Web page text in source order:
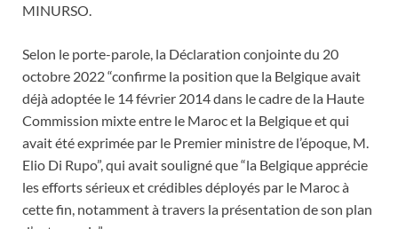
MINURSO.
Selon le porte-parole, la Déclaration conjointe du 20
octobre 2022 “confirme la position que la Belgique avait
déjà adoptée le 14 février 2014 dans le cadre de la Haute
Commission mixte entre le Maroc et la Belgique et qui
avait été exprimée par le Premier ministre de l’époque, M.
Elio Di Rupo”, qui avait souligné que “la Belgique apprécie
les efforts sérieux et crédibles déployés par le Maroc à
cette fin, notamment à travers la présentation de son plan